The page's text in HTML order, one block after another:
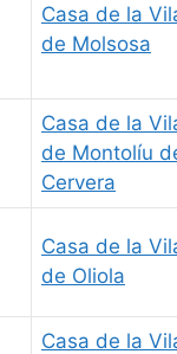
Casa de la
de Molsosa
Casa de la
de Montolíu
Cervera
Casa de la
de Oliola
Casa de la